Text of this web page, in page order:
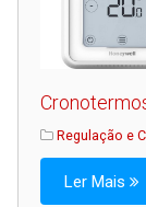
Regulação e
Ler Mais